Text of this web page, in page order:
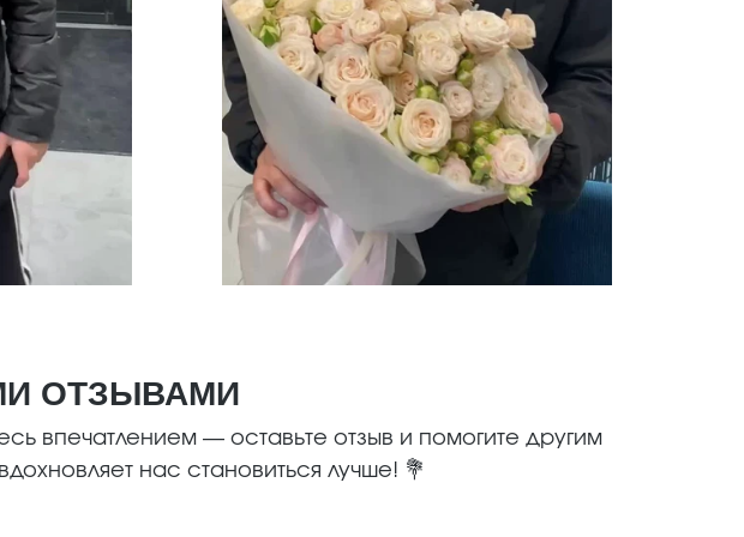
ОТЗЫВАМИ
впечатлением — оставьте отзыв и помогите другим
нас становиться лучше! 💐